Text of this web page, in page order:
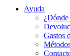
Ayuda
Gastos